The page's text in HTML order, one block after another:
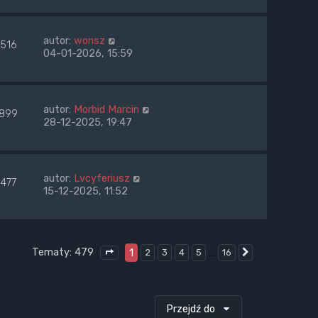
autor: wonsz
04-01-2026, 15:59
autor: Morbid Marcin
28-12-2025, 19:47
autor: Lvcyferiusz
15-12-2025, 11:52
Tematy: 479 Strona1 16
1 2 3 4 5 16
Przejdź do